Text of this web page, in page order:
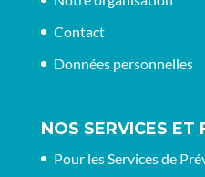
Contact
Données personnelles
NOS SERVICES ET
Pour les Services de